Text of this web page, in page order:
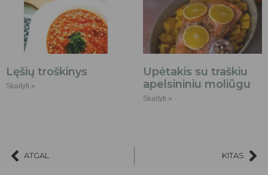
Lęšių troškinys
Skaityti »
Upėtakis su traškiu
apelsininiu moliūgu
Skaityti »
ATGAL KITAS